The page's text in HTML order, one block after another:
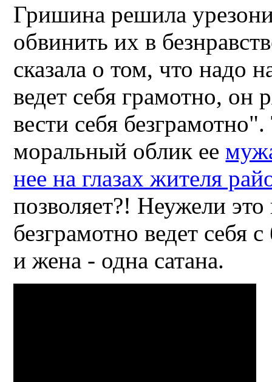
Гришина решила
обвинить их в
сказала о том, что надо
ведет себя грамотно, он
вести себя
моральный облик ее
нее на глазах жителя
позволяет?! Неужели
безграмотно ведет себя
и жена - одна сатана.